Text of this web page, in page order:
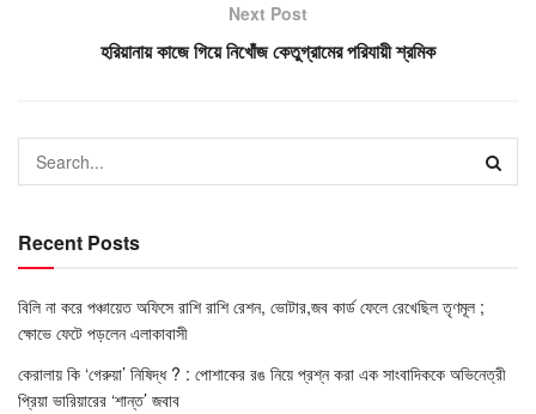
Next Post
হরিয়ানায় কাজে গিয়ে নিখোঁজ কেতুগ্রামের পরিযায়ী শ্রমিক
Recent Posts
বিলি না করে পঞ্চায়েত অফিসে রাশি রাশি রেশন, ভোটার,জব কার্ড ফেলে রেখেছিল তৃণমূল ;
ক্ষোভে ফেটে পড়লেন এলাকাবাসী
কেরালায় কি ‘গেরুয়া’ নিষিদ্ধ ? : পোশাকের রঙ নিয়ে প্রশ্ন করা এক সাংবাদিককে অভিনেত্রী
প্রিয়া ভারিয়ারের ‘শান্ত’ জবাব